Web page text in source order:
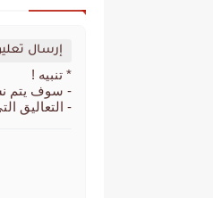
إرسال
* تنبيه !
- سوف يتم
- التعاليق